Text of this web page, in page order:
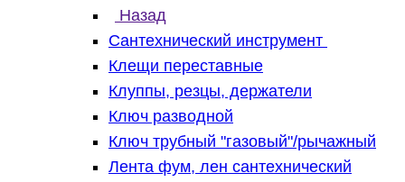
Назад
Сантехнический инструмент
Клещи переставные
Клуппы, резцы, держатели
Ключ разводной
Ключ трубный "газовый"/рычажный
Лента фум, лен сантехнический